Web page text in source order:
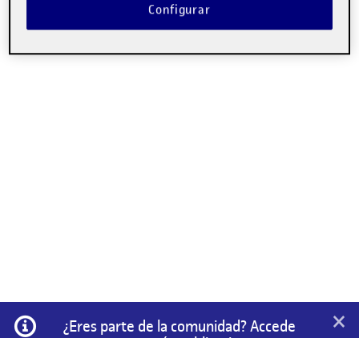
Información
¿Eres parte de la comunidad? Accede
×
Configurar